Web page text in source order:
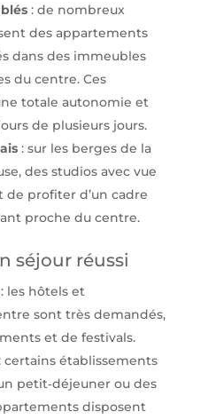
: de nombreux
des appartements
dans des immeubles
du centre. Ces
totale autonomie et
de plusieurs jours.
: sur les berges de la
des studios avec vue
de profiter d’un cadre
proche du centre.
séjour réussi
les hôtels et
sont très demandés,
et de festivals.
certains établissements
petit‑déjeuner ou des
disposent